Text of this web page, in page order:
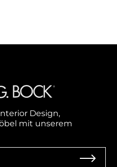
Design,
mit unserem